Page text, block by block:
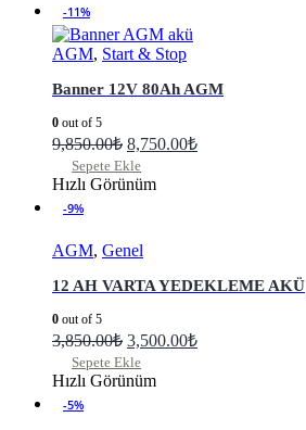
-11%
AGM, Start & Stop
Banner 12V 80Ah AGM
0 out of 5
9,850.00₺ 8,750.00₺
Sepete Ekle
Hızlı Görünüm
-9%
AGM, Genel
12 AH VARTA YEDEKLEME AKÜ
0 out of 5
3,850.00₺ 3,500.00₺
Sepete Ekle
Hızlı Görünüm
-5%